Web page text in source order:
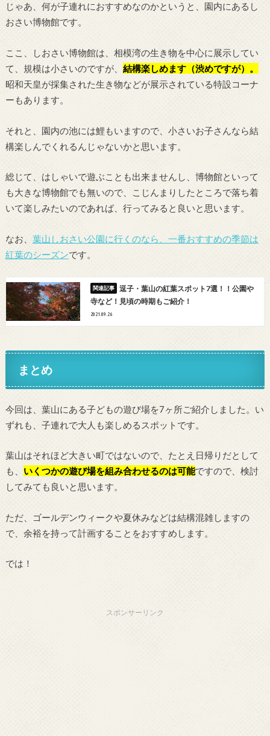
じゃあ、何が子連れにおすすめなのかというと、園内にあるし
おさい博物館です。
ここ、しおさい博物館は、相模湾の生き物を中心に展示してい
て、規模は小さいのですが、 結構楽しめます（渋めですが）。
昭和天皇が採集された生き物などが展示されている特設コーナ
ーもあります。
それと、園内の池には鯉もいますので、小さいお子さんなら結
構楽しんでくれるんじゃないかと思います。
総じて、はしゃいで遊ぶことも出来ませんし、博物館といって
も大きな博物館でも無いので、こじんまりしたところで落ち着
いて楽しみたいのであれば、行ってみると良いと思います。
なお、 葉山しおさい公園に行くのなら、一番おすすめの季節は
紅葉のシーズンです。
逗子・葉山の紅葉スポット7選！！公園や
寺など！見頃の時期もご紹介！
2021.09.26
まとめ
今回は、葉山にある子どもの遊び場を7ヶ所ご紹介しました。い
ずれも、子連れで大人も楽しめるスポットです。
葉山はそれほど大きい町ではないので、たとえ日帰りだとして
も、 いくつかの遊び場を組み合わせるのは可能ですので、検討
してみても良いと思います。
ただ、ゴールデンウィークや夏休みなどは結構混雑しますの
で、余裕を持って計画することをおすすめします。
では！
スポンサーリンク